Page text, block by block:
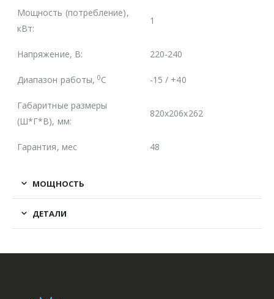
Мощность (потребление),
кВт:
1
Напряжение, В: 220-240
Диапазон работы,0С -15 / +40
Габаритные размеры
(Ш*Г*В), мм:
820x206x262
Гарантия, мес 48
МОЩНОСТЬ
ДЕТАЛИ